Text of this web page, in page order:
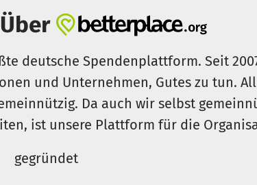
Über
deutsche Spendenplattform. Seit
und Unternehmen, Gutes zu tun.
Da auch wir selbst
ist unsere Plattform für die
gegründet